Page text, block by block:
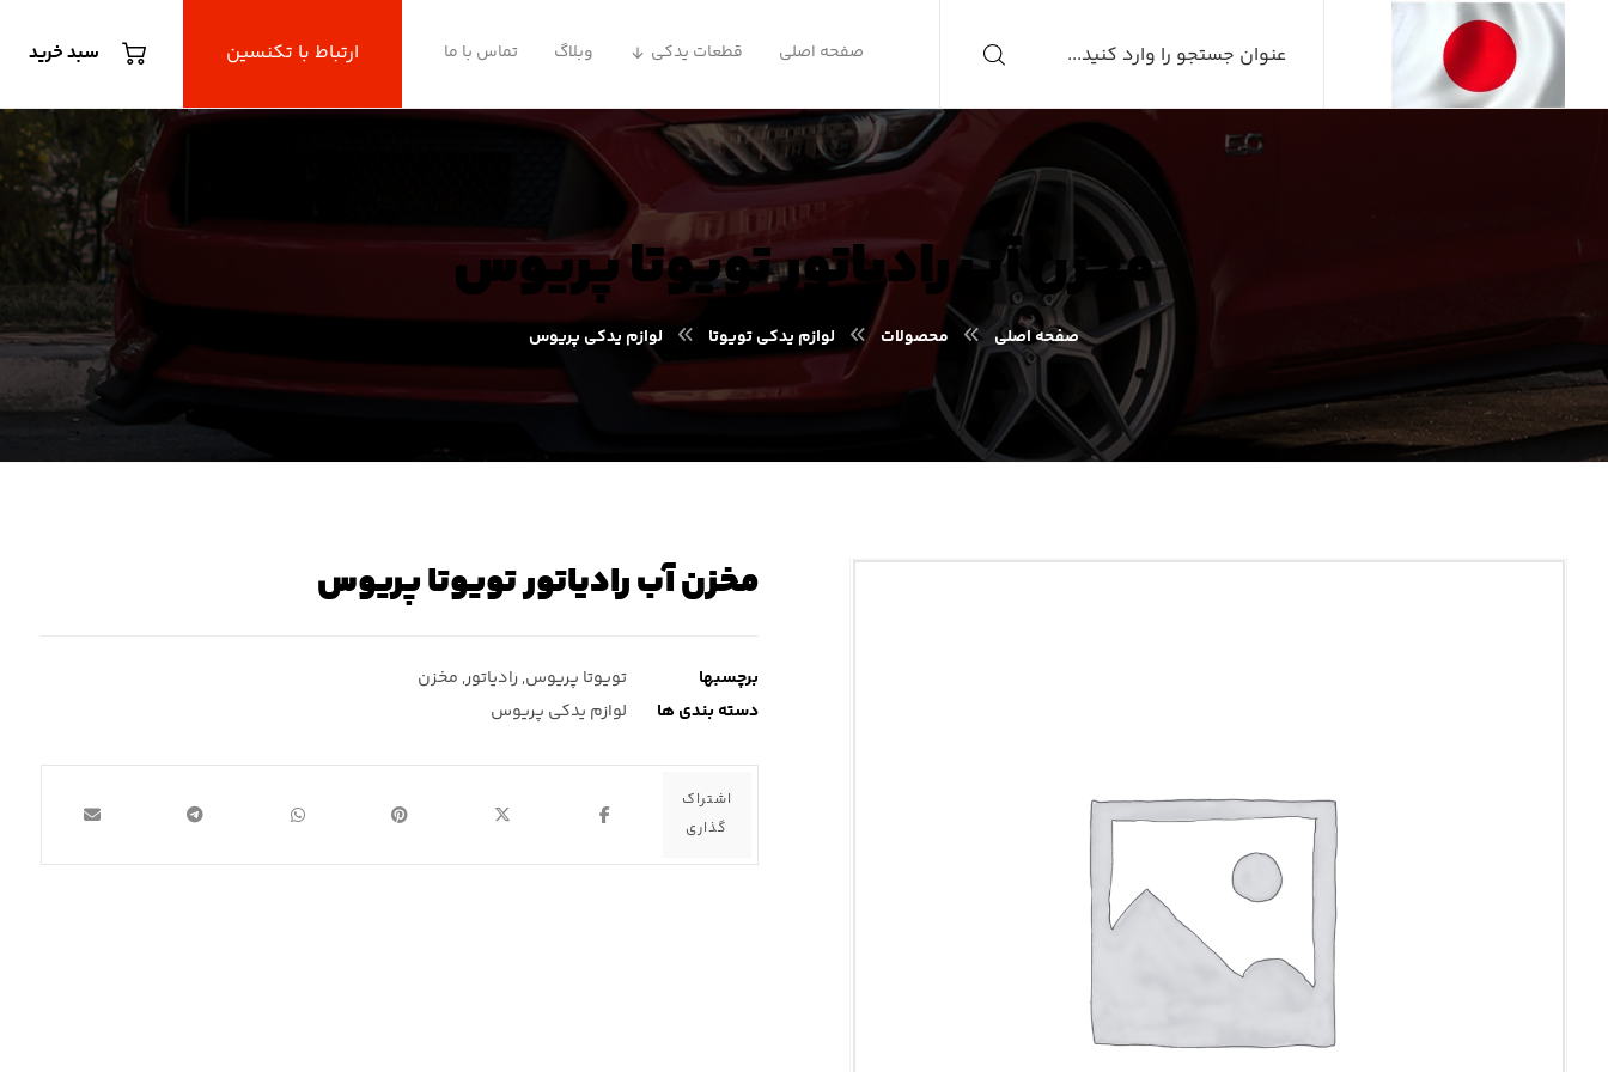
سبد خرید ارتباط با تکنسین صفحه اصلی قطعات یدکی وبلاگ تماس با ما
مخزن آب رادیاتور تویوتا پریوس
صفحه اصلی محصولات لوازم یدکی تویوتا لوازم یدکی پریوس
مخزن آب رادیاتور تویوتا پریوس
برچسبها تویوتا پریوس,رادیاتور, مخزن
دسته بندی ها
لوازم یدکی پریوس